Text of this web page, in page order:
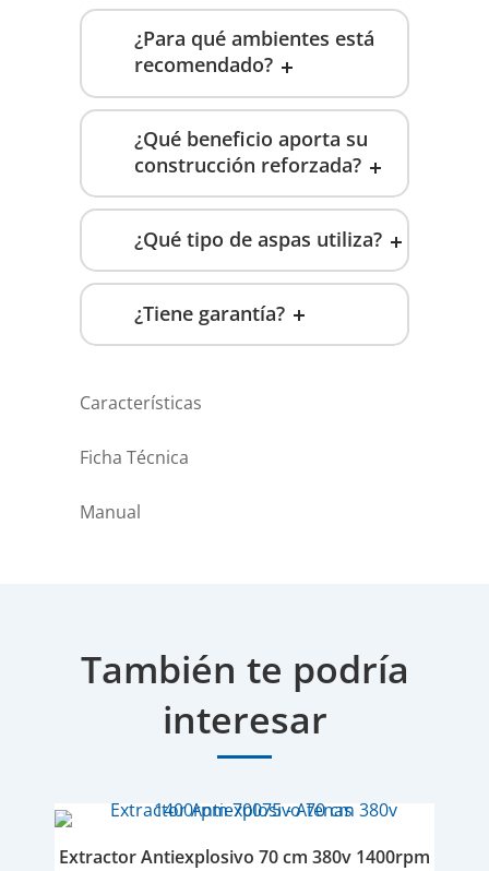
¿Para qué ambientes está
recomendado?
¿Qué beneficio aporta su
construcción reforzada?
¿Qué tipo de aspas utiliza?
¿Tiene garantía?
Características
Ficha Técnica
Manual
También te podría
interesar
Extractor Antiexplosivo 70 cm 380v 1400rpm